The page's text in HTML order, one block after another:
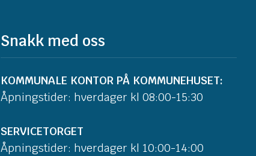
Snakk med oss
KOMMUNALE KONTOR PÅ KOMMUNEHUSET:
Åpningstider: hverdager kl 08:00-15:30
SERVICETORGET
Åpningstider: hverdager kl 10:00-14:00